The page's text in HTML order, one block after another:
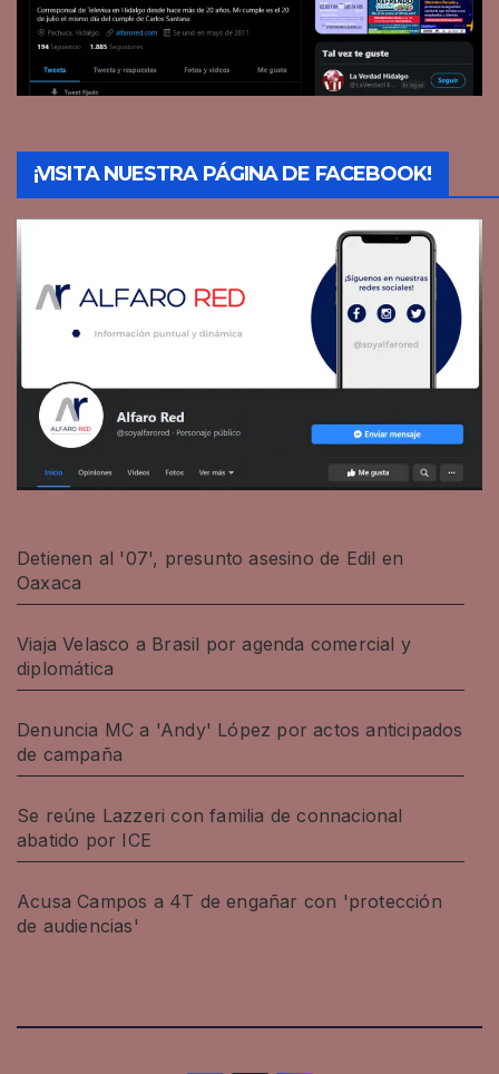
¡VISITA NUESTRA PÁGINA DE FACEBOOK!
Detienen al '07', presunto asesino de Edil en
Oaxaca
Viaja Velasco a Brasil por agenda comercial y
diplomática
Denuncia MC a 'Andy' López por actos anticipados
de campaña
Se reúne Lazzeri con familia de connacional
abatido por ICE
Acusa Campos a 4T de engañar con 'protección
de audiencias'